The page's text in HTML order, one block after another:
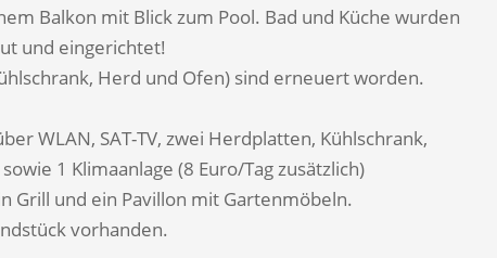
Balkon mit Blick zum Pool. Bad und Küche wurden
und eingerichtet!
Herd und Ofen) sind erneuert worden.
WLAN, SAT-TV, zwei Herdplatten, Kühlschrank,
1 Klimaanlage (8 Euro/Tag zusätzlich)
Grill und ein Pavillon mit Gartenmöbeln.
vorhanden.